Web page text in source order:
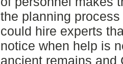
the planning
could hire experts
notice when help is
ancient remains and